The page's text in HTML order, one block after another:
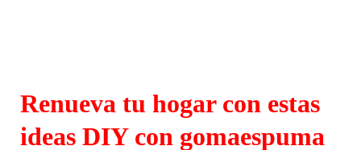
Renueva tu hogar con estas
ideas DIY con gomaespuma